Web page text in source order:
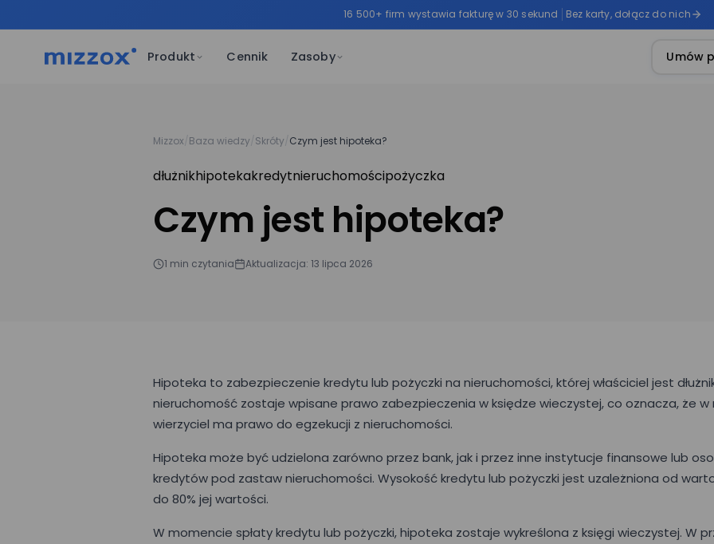
16 500+ firm wystawia fakturę w 30 sekund Bez karty, dołącz do nich
Produkt Cennik Zasoby Umów
Mizzox Baza wiedzy Skróty Czym jest hipoteka?
dłużnikhipotekakredytnieruchomościpożyczka
Czym jest hipoteka?
1 min czytania Aktualizacja: 13 lipca 2026
Hipoteka to zabezpieczenie kredytu lub pożyczki na nieruchomości, której właściciel jest
nieruchomość zostaje wpisane prawo zabezpieczenia w księdze wieczystej, co oznacza, że w
wierzyciel ma prawo do egzekucji z nieruchomości.
Hipoteka może być udzielona zarówno przez bank, jak i przez inne instytucje finansowe lub
kredytów pod zastaw nieruchomości. Wysokość kredytu lub pożyczki jest uzależniona od
do 80% jej wartości.
W momencie spłaty kredytu lub pożyczki, hipoteka zostaje wykreślona z księgi wieczystej. W